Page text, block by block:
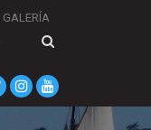
GALERÍA